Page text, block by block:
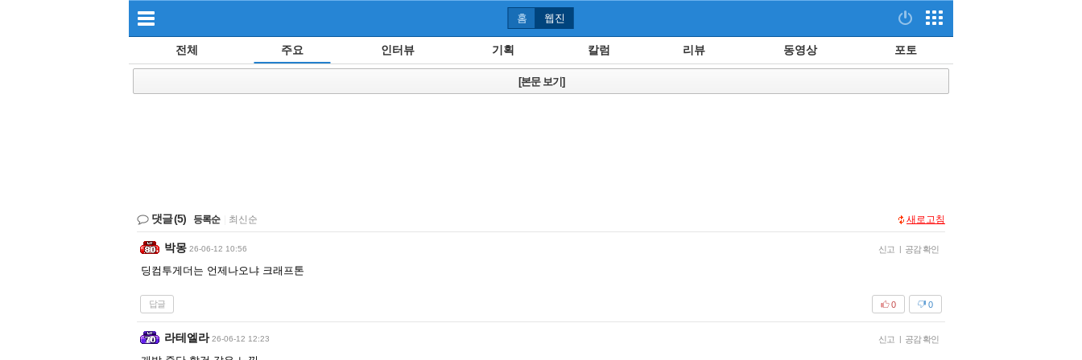
홈 웹진
전체 주요 인터뷰 기획 칼럼 리뷰 동영상 포토
[본문 보기]
댓글(5) 등록순 최신순 새로고침
박몽 26-06-12 10:56 신고 | 공감 확인
딩컴투게더는 언제나오냐 크래프톤
답글 0
0
라테엘라 26-06-12 12:23 신고 | 공감 확인